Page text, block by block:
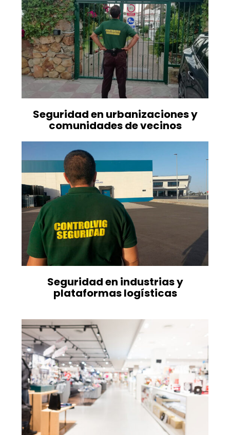
Seguridad en urbanizaciones y
comunidades de vecinos
Seguridad en industrias y
plataformas logísticas